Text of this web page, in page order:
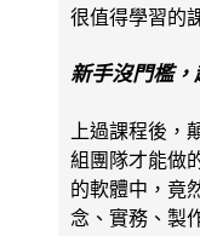
很值得學習的
新手沒門檻，
上過課程後，
組團隊才能做
的軟體中，竟
念、實務、製